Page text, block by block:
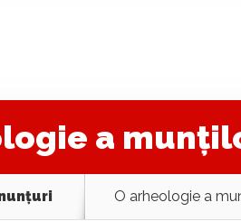
a
O arheologie a